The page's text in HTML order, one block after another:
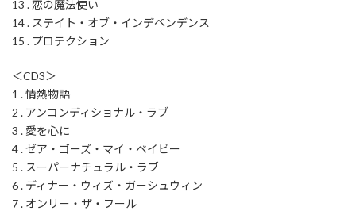
13 . 恋の魔法使い
14 . ステイト・オブ・インデペンデンス
15 . プロテクション
＜CD3＞
1 . 情熱物語
2 . アンコンディショナル・ラブ
3 . 愛を心に
4 . ゼア・ゴーズ・マイ・ベイビー
5 . スーパーナチュラル・ラブ
6 . ディナー・ウィズ・ガーシュウィン
7 . オンリー・ザ・フール